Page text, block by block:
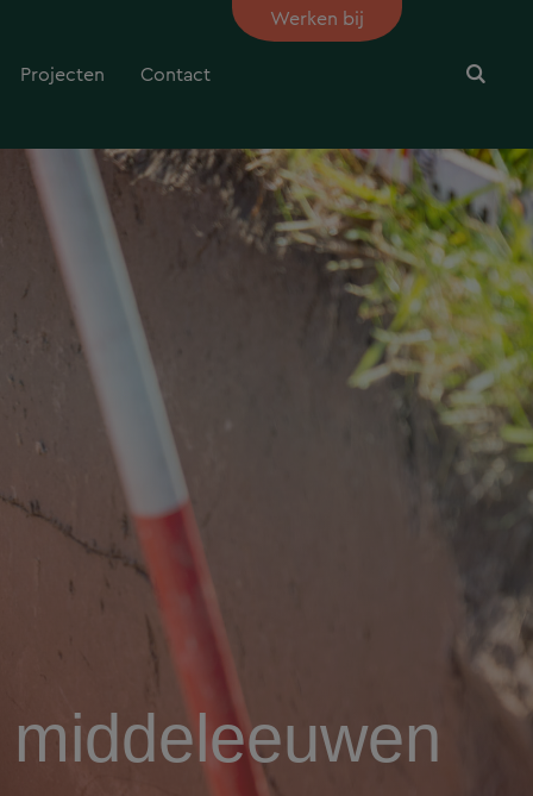
Projecten Contact
Werken bij